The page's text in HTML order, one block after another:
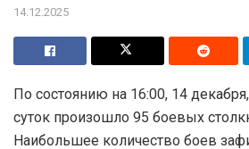
14.12.2025
По состоянию на 16:00, 14
суток произошло 95 боевых
Наибольшее количество боев